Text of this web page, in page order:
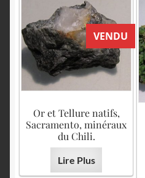
VENDU
Or et Tellure natifs,
Sacramento, minéraux
du Chili.
Lire Plus